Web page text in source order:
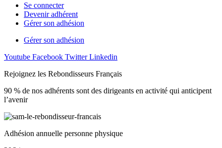
Se connecter
Devenir adhérent
Gérer son adhésion
Gérer son adhésion
Youtube Facebook Twitter Linkedin
Rejoignez les Rebondisseurs Français
90 % de nos adhérents sont des dirigeants en activité qui anticipent
l’avenir
Adhésion annuelle personne physique